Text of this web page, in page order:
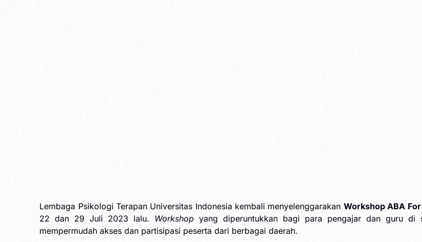
Lembaga Psikologi Terapan Universitas Indonesia kembali menyelenggarakan Workshop ABA
22 dan 29 Juli 2023 lalu. Workshop yang diperuntukkan bagi para pengajar dan guru di
mempermudah akses dan partisipasi peserta dari berbagai daerah.